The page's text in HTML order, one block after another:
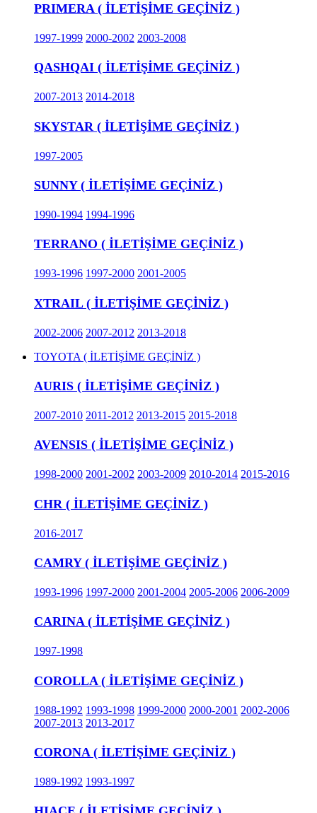
PRIMERA ( İLETİŞİME GEÇİNİZ )
1997-1999 2000-2002 2003-2008
QASHQAI ( İLETİŞİME GEÇİNİZ )
2007-2013 2014-2018
SKYSTAR ( İLETİŞİME GEÇİNİZ )
1997-2005
SUNNY ( İLETİŞİME GEÇİNİZ )
1990-1994 1994-1996
TERRANO ( İLETİŞİME GEÇİNİZ )
1993-1996 1997-2000 2001-2005
XTRAIL ( İLETİŞİME GEÇİNİZ )
2002-2006 2007-2012 2013-2018
TOYOTA ( İLETİŞİME GEÇİNİZ )
AURIS ( İLETİŞİME GEÇİNİZ )
2007-2010 2011-2012 2013-2015 2015-2018
AVENSIS ( İLETİŞİME GEÇİNİZ )
1998-2000 2001-2002 2003-2009 2010-2014 2015-2016
CHR ( İLETİŞİME GEÇİNİZ )
2016-2017
CAMRY ( İLETİŞİME GEÇİNİZ )
1993-1996 1997-2000 2001-2004 2005-2006 2006-2009
CARINA ( İLETİŞİME GEÇİNİZ )
1997-1998
COROLLA ( İLETİŞİME GEÇİNİZ )
1988-1992 1993-1998 1999-2000 2000-2001 2002-2006
2007-2013 2013-2017
CORONA ( İLETİŞİME GEÇİNİZ )
1989-1992 1993-1997